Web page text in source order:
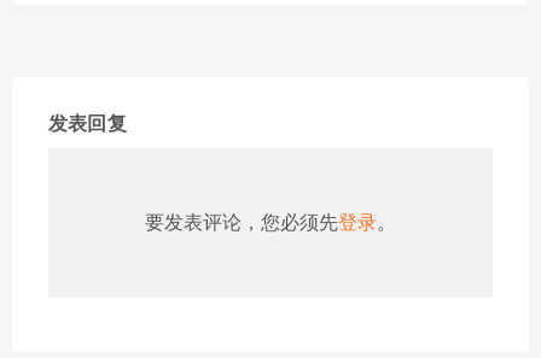
发表回复
要发表评论，您必须先登录。